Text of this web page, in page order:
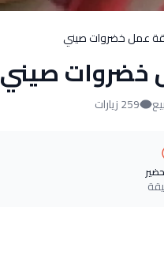
عمل خضروات صيني
خضروات صيني
259 زيارات